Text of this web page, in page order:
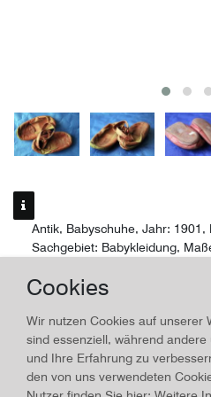
Antik, Babyschuhe, Jahr: 1901,
Sachgebiet: Babykleidung,
Zustand
Antik
Babyschuhe
Material:Leder , Jahr:1901
Cookies
Wir nutzen Cookies auf unserer
sind essenziell, während
und Ihre Erfahrung zu
den von uns verwendeten